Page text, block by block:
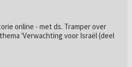
online - met ds. Tramper over
'Verwachting voor Israël (deel